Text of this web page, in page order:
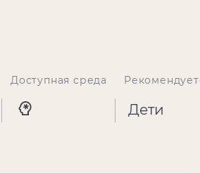
Доступная среда
Дети